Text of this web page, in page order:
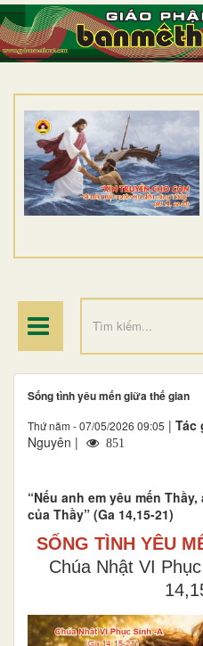
TRANG NHẤT
GIỚI THIỆU
DÒNG TU
BAN MỤC VỤ
ĐOÀN THỂ CG
ĐIỂM HÀNH HƯƠNG
Sống tình yêu mến giữa thế gian
Thứ năm - 07/05/2026 09:05 | Tác
Nguyên |
851
“Nếu anh em yêu mến
của Thầy” (Ga 14,15-21)
SỐNG TÌNH YÊU
Chúa Nhật VI